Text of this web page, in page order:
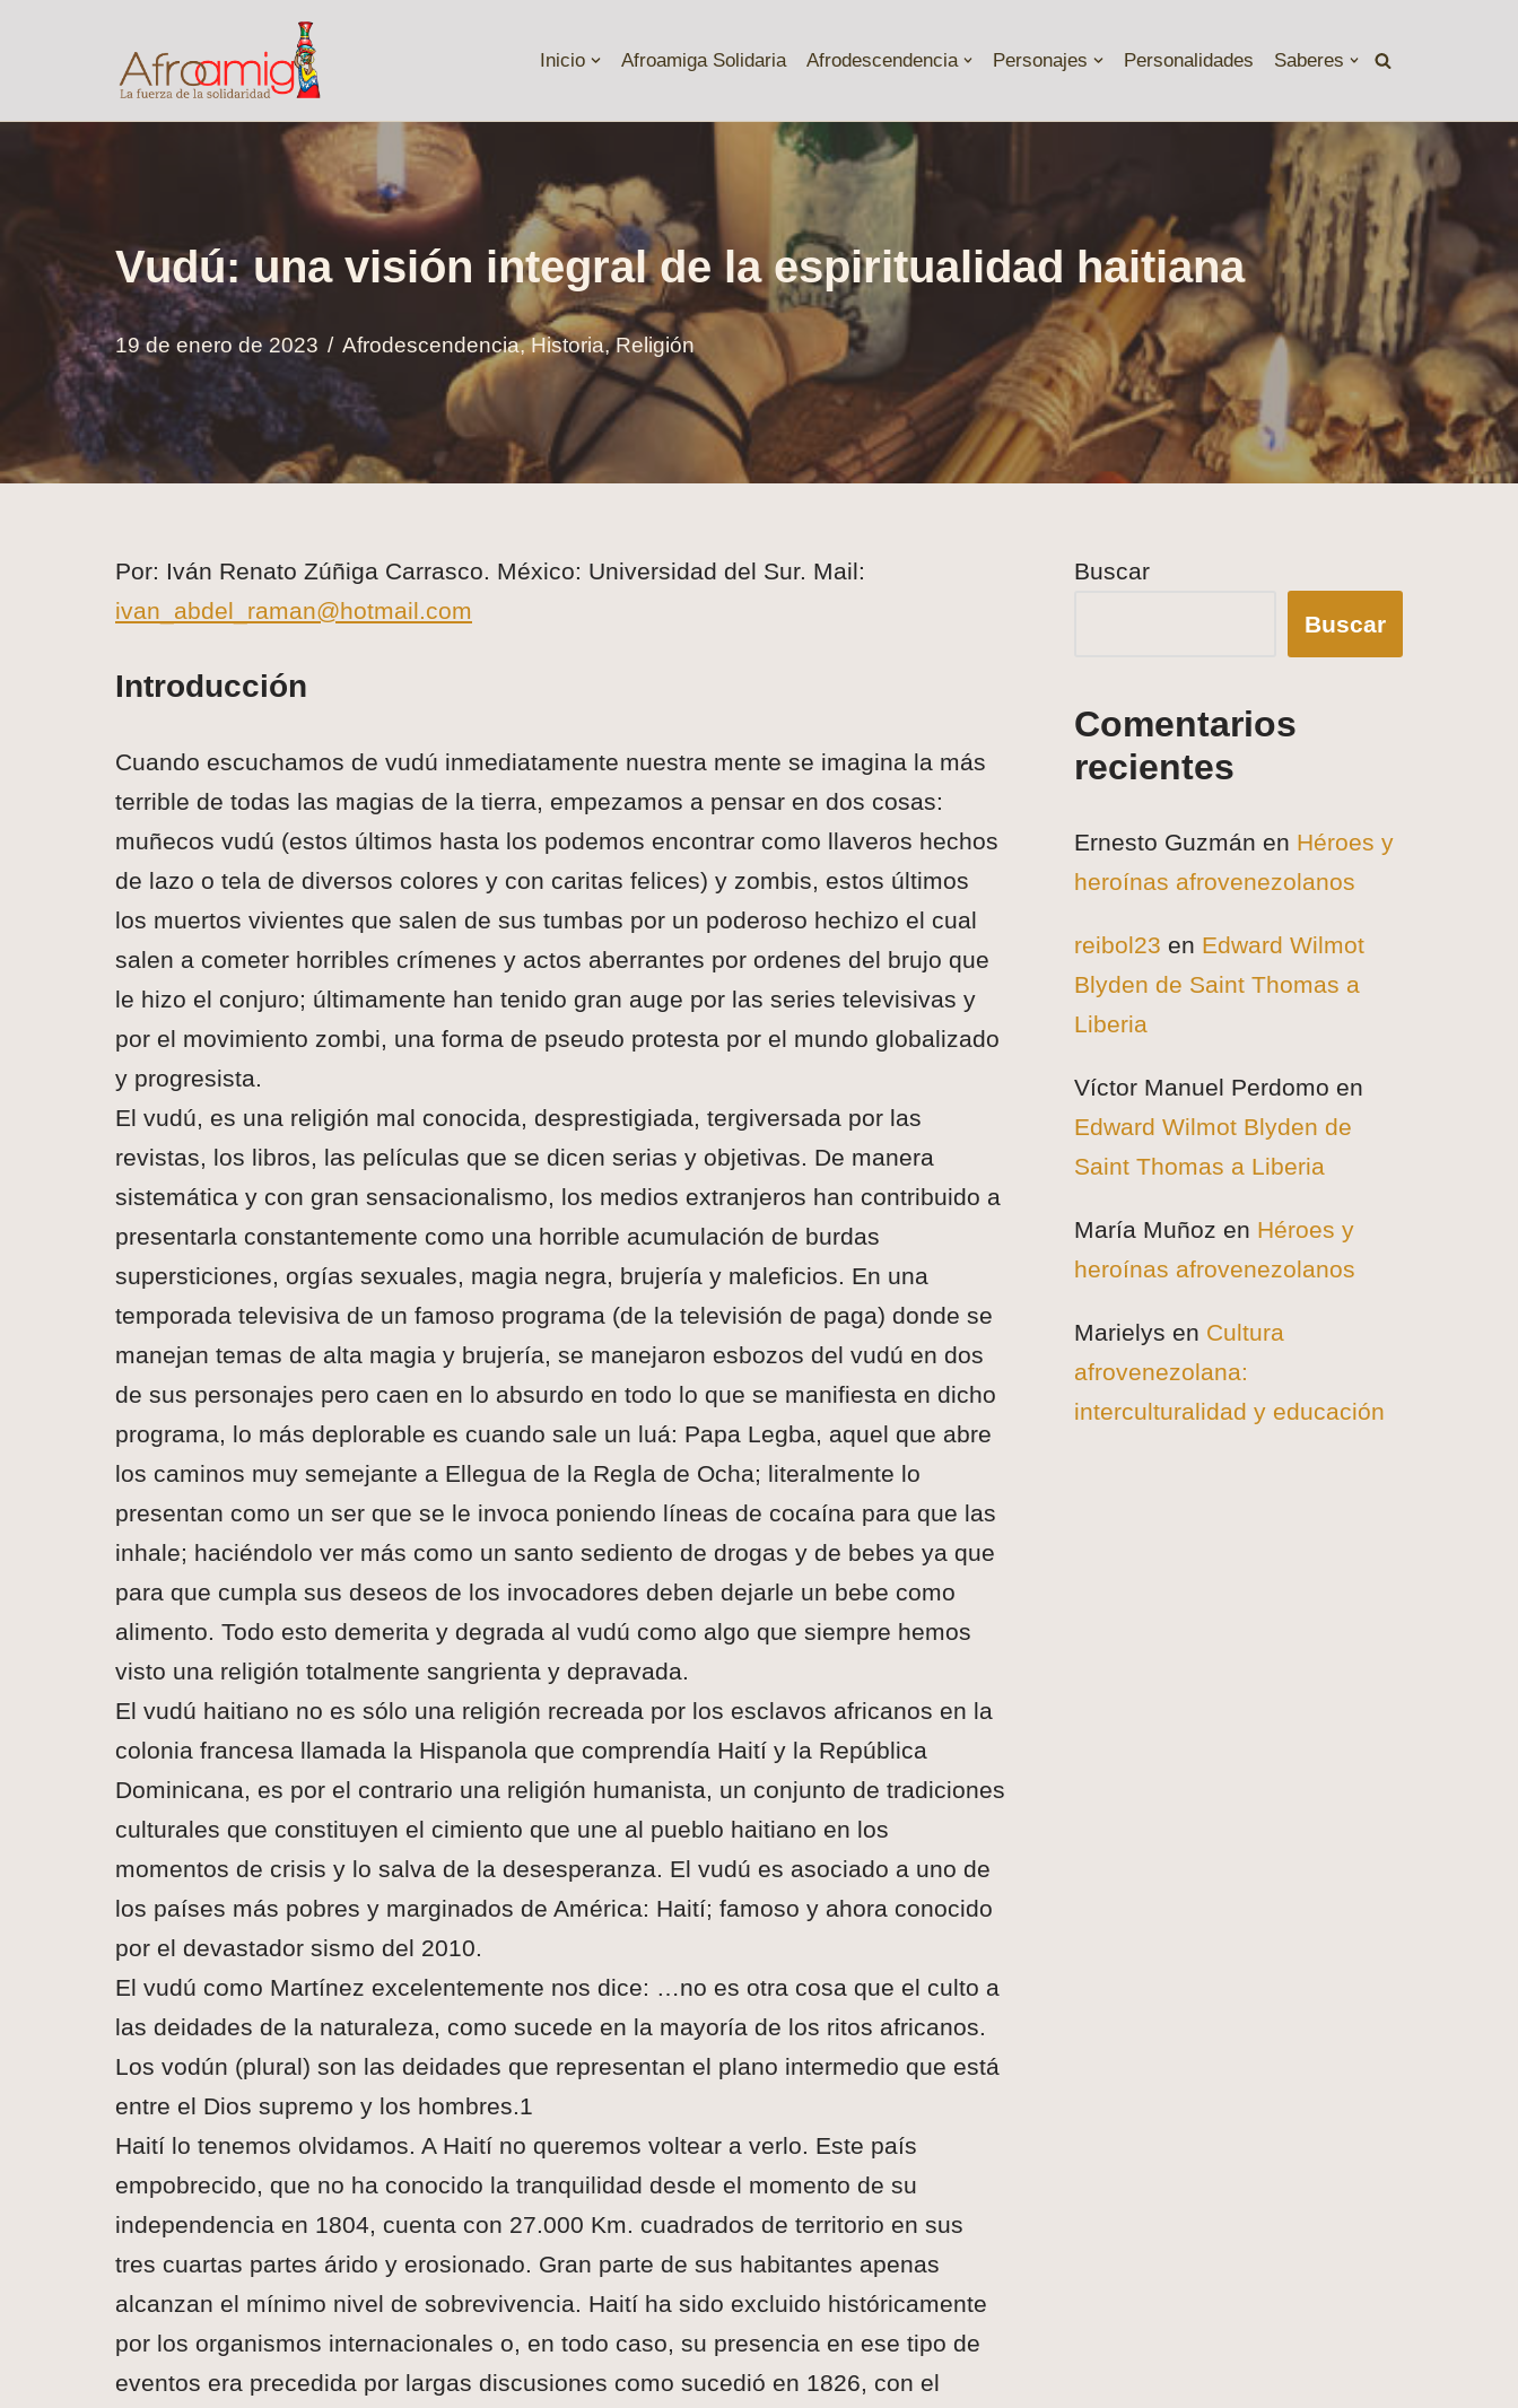
Inicio Afroamiga Solidaria Afrodescendencia Personajes Personalidades Saberes
Vudú: una visión integral de la espiritualidad haitiana
19 de enero de 2023 Afrodescendencia,Historia,Religión
Por: Iván Renato Zúñiga Carrasco. México: Universidad del Sur. Mail:
ivan_abdel_raman@hotmail.com
Introducción
Cuando escuchamos de vudú inmediatamente nuestra mente se imagina la más
terrible de todas las magias de la tierra, empezamos a pensar en dos cosas:
muñecos vudú (estos últimos hasta los podemos encontrar como llaveros hechos
de lazo o tela de diversos colores y con caritas felices) y zombis, estos últimos
los muertos vivientes que salen de sus tumbas por un poderoso hechizo el cual
salen a cometer horribles crímenes y actos aberrantes por ordenes del brujo que
le hizo el conjuro; últimamente han tenido gran auge por las series televisivas y
por el movimiento zombi, una forma de pseudo protesta por el mundo globalizado
y progresista.
El vudú, es una religión mal conocida, desprestigiada, tergiversada por las
revistas, los libros, las películas que se dicen serias y objetivas. De manera
sistemática y con gran sensacionalismo, los medios extranjeros han contribuido a
presentarla constantemente como una horrible acumulación de burdas
supersticiones, orgías sexuales, magia negra, brujería y maleficios. En una
temporada televisiva de un famoso programa (de la televisión de paga) donde se
manejan temas de alta magia y brujería, se manejaron esbozos del vudú en dos
de sus personajes pero caen en lo absurdo en todo lo que se manifiesta en dicho
programa, lo más deplorable es cuando sale un luá: Papa Legba, aquel que abre
los caminos muy semejante a Ellegua de la Regla de Ocha; literalmente lo
presentan como un ser que se le invoca poniendo líneas de cocaína para que las
inhale; haciéndolo ver más como un santo sediento de drogas y de bebes ya que
para que cumpla sus deseos de los invocadores deben dejarle un bebe como
alimento. Todo esto demerita y degrada al vudú como algo que siempre hemos
visto una religión totalmente sangrienta y depravada.
El vudú haitiano no es sólo una religión recreada por los esclavos africanos en la
colonia francesa llamada la Hispanola que comprendía Haití y la República
Dominicana, es por el contrario una religión humanista, un conjunto de tradiciones
culturales que constituyen el cimiento que une al pueblo haitiano en los
momentos de crisis y lo salva de la desesperanza. El vudú es asociado a uno de
los países más pobres y marginados de América: Haití; famoso y ahora conocido
por el devastador sismo del 2010.
El vudú como Martínez excelentemente nos dice: …no es otra cosa que el culto a
las deidades de la naturaleza, como sucede en la mayoría de los ritos africanos.
Los vodún (plural) son las deidades que representan el plano intermedio que está
entre el Dios supremo y los hombres.1
Haití lo tenemos olvidamos. A Haití no queremos voltear a verlo. Este país
empobrecido, que no ha conocido la tranquilidad desde el momento de su
independencia en 1804, cuenta con 27.000 Km. cuadrados de territorio en sus
tres cuartas partes árido y erosionado. Gran parte de sus habitantes apenas
alcanzan el mínimo nivel de sobrevivencia. Haití ha sido excluido históricamente
por los organismos internacionales o, en todo caso, su presencia en ese tipo de
eventos era precedida por largas discusiones como sucedió en 1826, con el
Buscar
Buscar
Comentarios
recientes
Ernesto Guzmán en Héroes y
heroínas afrovenezolanos
reibol23 en Edward Wilmot
Blyden de Saint Thomas a
Liberia
Víctor Manuel Perdomo en
Edward Wilmot Blyden de
Saint Thomas a Liberia
María Muñoz en Héroes y
heroínas afrovenezolanos
Marielys en Cultura
afrovenezolana:
interculturalidad y educación